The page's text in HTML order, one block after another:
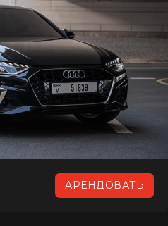
АРЕНДОВАТЬ